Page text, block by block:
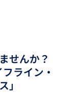
せんか？
ライン・
」